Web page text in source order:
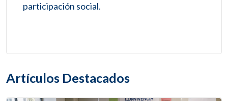
participación social.
Artículos Destacados